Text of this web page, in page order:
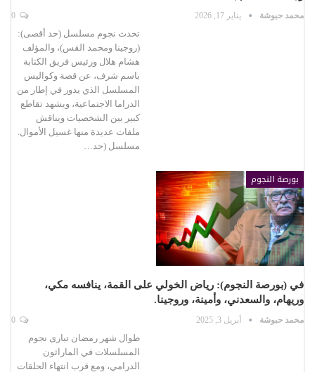
محمد حبوشة يناير 17, 2026
تحدث نجوم مسلسل (حد أقصى):
(روجينا ومحمد القس)، والمؤلف
هشام هلال ورئيس فريق الكتابة
باسم شرف، عن قصة وكواليس
المسلسل الذي يدور في إطار من
الدراما الاجتماعية، ويشهد تقاطع
كبير بين الشخصيات ويناقش
ملفات عديدة منها غسيل الأموال.
مسلسل (حد…
بورصة النجوم
في (بورصة النجوم): رياض الخولي على القمة، ينافسه مكي،
وريهام، والسعدني، وأمينة، وروجينا.
محمد حبوشة أبريل 3, 2025
طوال شهر رمضان تبارى نجوم
المسلسلات في الماراثون
الدرامي، ومع قرب انتهاء الحلقات